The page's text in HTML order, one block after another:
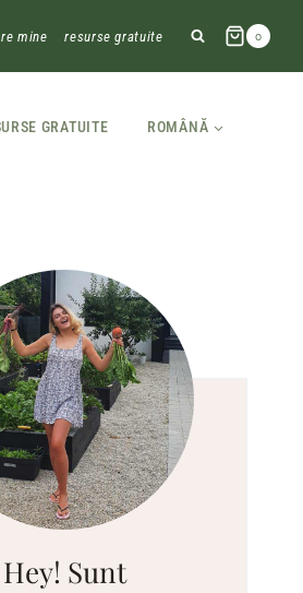
mine resurse gratuite 0
GRATUITE ROMÂNĂ
Hey! Sunt